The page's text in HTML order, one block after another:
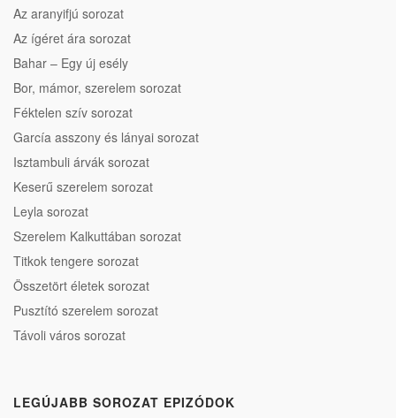
Az aranyifjú sorozat
Az ígéret ára sorozat
Bahar – Egy új esély
Bor, mámor, szerelem sorozat
Féktelen szív sorozat
García asszony és lányai sorozat
Isztambuli árvák sorozat
Keserű szerelem sorozat
Leyla sorozat
Szerelem Kalkuttában sorozat
Titkok tengere sorozat
Összetört életek sorozat
Pusztító szerelem sorozat
Távoli város sorozat
LEGÚJABB SOROZAT EPIZÓDOK